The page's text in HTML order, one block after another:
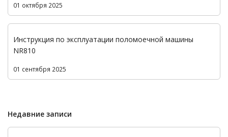
01 октября 2025
Инструкция по эксплуатации поломоечной машины
NR810
01 сентября 2025
Недавние записи